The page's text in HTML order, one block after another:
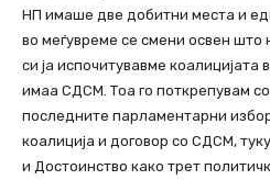
НП имаше две добитни места и
во меѓувреме се смени освен што
си ја испочитувавме коалицијата
имаа СДСМ. Тоа го поткрепувам
последните парламентарни
коалиција и договор со СДСМ,
и Достоинство како трет